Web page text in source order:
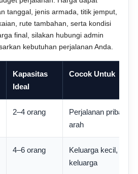
tanggal, jenis armada, titik jemput,
rute tambahan, serta kondisi
final, silakan hubungi admin
kebutuhan perjalanan Anda.
Kapasitas
Ideal
Cocok Untuk
2–4 orang
Perjalanan pribadi,
arah
4–6 orang
Keluarga kecil,
keluarga